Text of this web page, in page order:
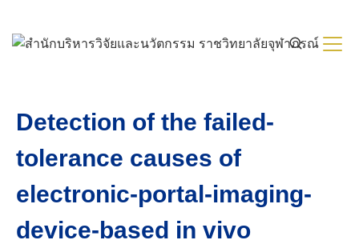
content
Detection of the failed-
tolerance causes of
electronic-portal-imaging-
device-based in vivo